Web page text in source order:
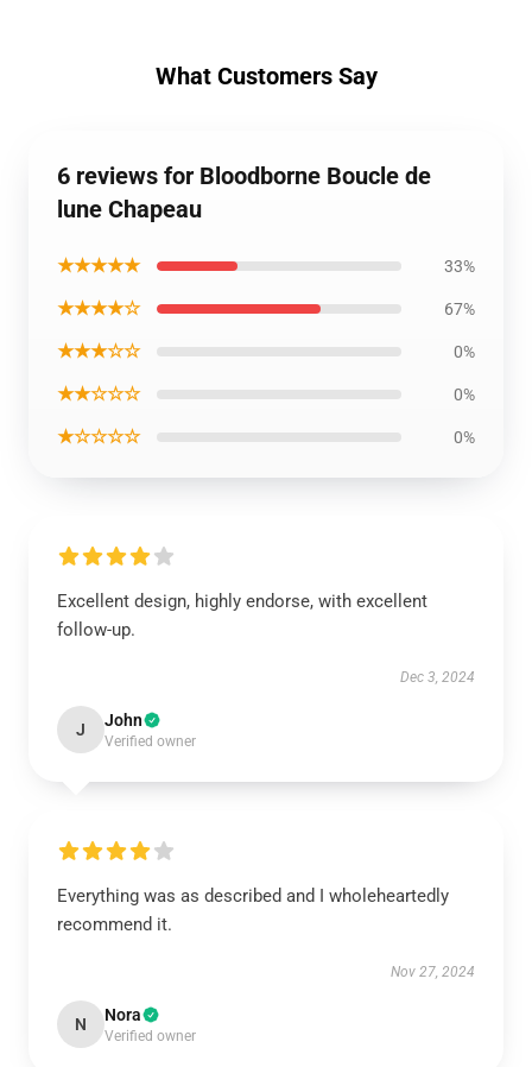
What Customers Say
6 reviews for Bloodborne Boucle de
lune Chapeau
★★★★★ 33%
★★★★☆ 67%
★★★☆☆ 0%
★★☆☆☆ 0%
★☆☆☆☆ 0%
Excellent design, highly endorse, with excellent
follow-up.
Dec 3, 2024
J John
Verified owner
Everything was as described and I wholeheartedly
recommend it.
Nov 27, 2024
N Nora
Verified owner